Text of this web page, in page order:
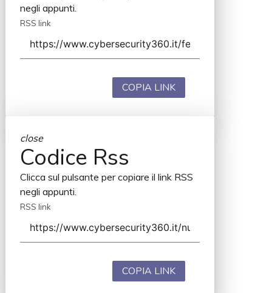
negli appunti.
RSS link
COPIA LINK
close
Codice Rss
Clicca sul pulsante per copiare il link RSS
negli appunti.
RSS link
COPIA LINK